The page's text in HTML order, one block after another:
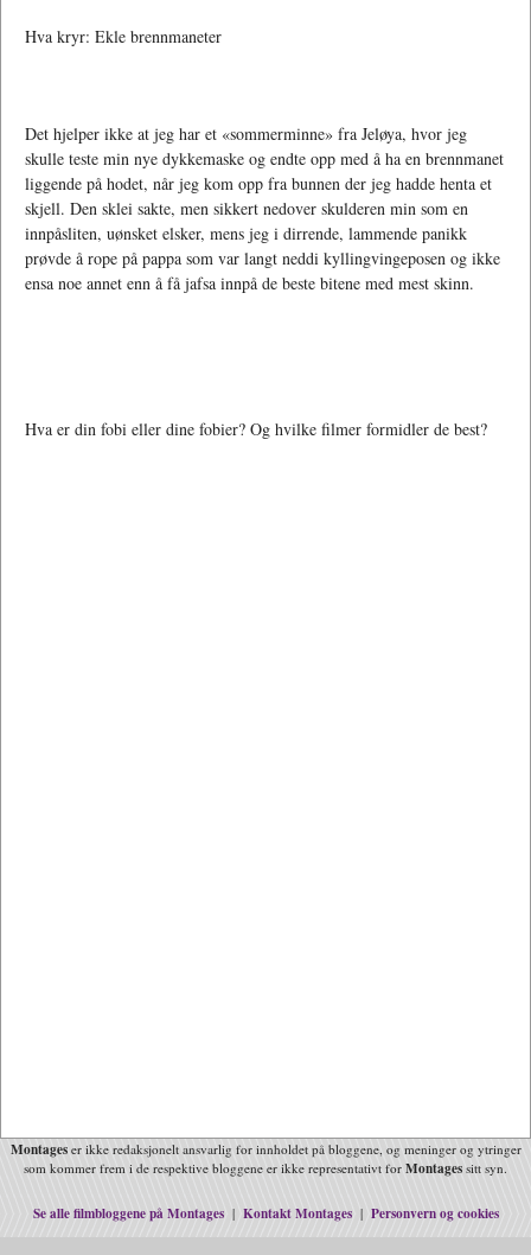
Hva kryr: Ekle brennmaneter
Det hjelper ikke at jeg har et «sommerminne» fra Jeløya, hvor jeg
skulle teste min nye dykkemaske og endte opp med å ha en brennmanet
liggende på hodet, når jeg kom opp fra bunnen der jeg hadde henta et
skjell. Den sklei sakte, men sikkert nedover skulderen min som en
innpåsliten, uønsket elsker, mens jeg i dirrende, lammende panikk
prøvde å rope på pappa som var langt neddi kyllingvingeposen og ikke
ensa noe annet enn å få jafsa innpå de beste bitene med mest skinn.
Hva er din fobi eller dine fobier? Og hvilke filmer formidler de best?
Montageser ikke redaksjonelt ansvarlig for innholdet på bloggene, og meninger og ytringer
som kommer frem i de respektive bloggene er ikke representativt for Montages sitt syn.
Se alle filmbloggene på Montages| Kontakt Montages| Personvern og cookies